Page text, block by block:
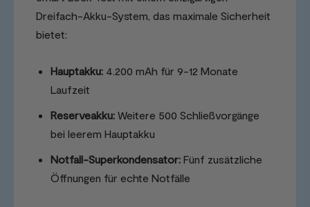
Dreifach-Akku-System, das maximale Sicherheit
bietet:
Hauptakku: 4.200 mAh für 9-12 Monate
Laufzeit
Reserveakku: Weitere 500 Schließvorgänge
bei leerem Hauptakku
Notfall-Superkondensator: Fünf zusätzliche
Öffnungen für echte Notfälle